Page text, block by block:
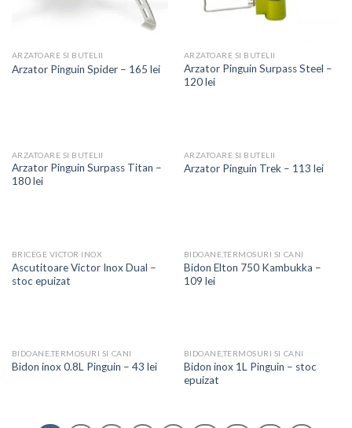
ARZATOARE SI BUTELII
Arzator Pinguin Spider – 165 lei
ARZATOARE SI BUTELII
Arzator Pinguin Surpass Steel –
120 lei
ARZATOARE SI BUTELII
Arzator Pinguin Surpass Titan –
180 lei
ARZATOARE SI BUTELII
Arzator Pinguin Trek – 113 lei
BRICEGE VICTOR INOX
Ascutitoare Victor Inox Dual –
stoc epuizat
BIDOANE,TERMOSURI SI CANI
Bidon Elton 750 Kambukka –
109 lei
BIDOANE,TERMOSURI SI CANI
Bidon inox 0.8L Pinguin – 43 lei
BIDOANE,TERMOSURI SI CANI
Bidon inox 1L Pinguin – stoc
epuizat